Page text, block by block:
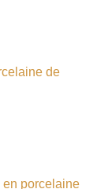
de
porcelaine